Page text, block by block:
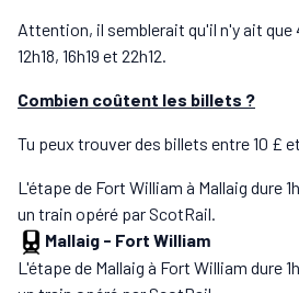
Attention, il semblerait qu'il n'y ait que
12h18, 16h19 et 22h12.
Combien coûtent les billets ?
Tu peux trouver des billets entre 10 £
L'étape de Fort William à Mallaig dure
un train opéré par ScotRail.
Mallaig - Fort William
L'étape de Mallaig à Fort William dure